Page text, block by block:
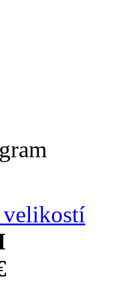
velikostí